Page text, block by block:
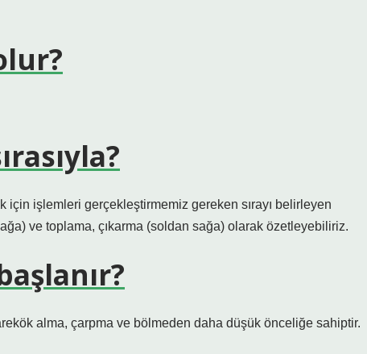
için işlemleri gerçekleştirmemiz gereken sırayı belirleyen
ve toplama, çıkarma (soldan sağa) olarak özetleyebiliriz.
alma, çarpma ve bölmeden daha düşük önceliğe sahiptir.